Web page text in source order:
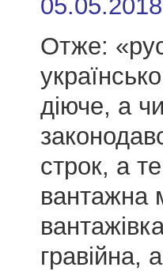
Отже:
діюче, а
строк, а
гравійна,